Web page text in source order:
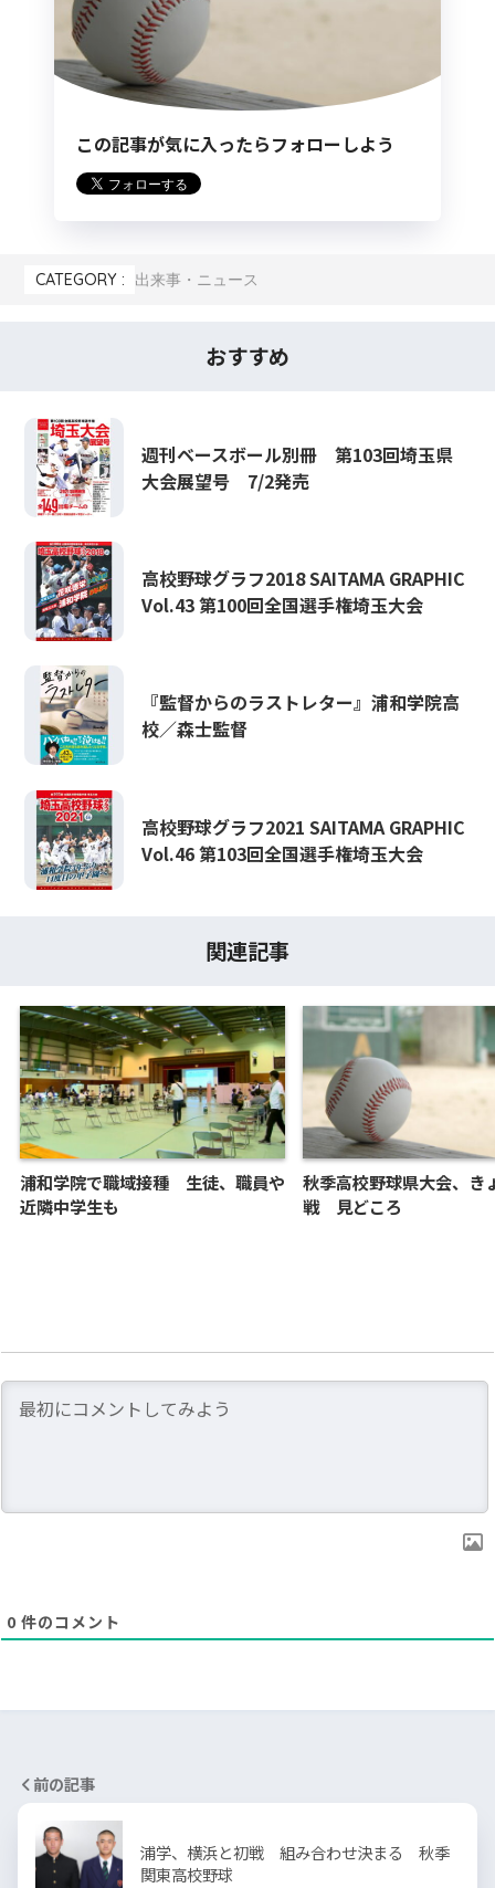
この記事が気に入ったらフォローしよう
CATEGORY : 出来事・ニュース
おすすめ
週刊ベースボール別冊 第103回埼玉県
大会展望号 7/2発売
高校野球グラフ2018 SAITAMA GRAPHIC
Vol.43 第100回全国選手権埼玉大会
『監督からのラストレター』浦和学院高
校／森士監督
高校野球グラフ2021 SAITAMA GRAPHIC
Vol.46 第103回全国選手権埼玉大会
関連記事
浦和学院で職域接種 生徒、職員や
近隣中学生も
秋季高校野球県大会、き
戦 見どころ
0 件のコメント
前の記事
浦学、横浜と初戦 組み合わせ決まる 秋季
関東高校野球